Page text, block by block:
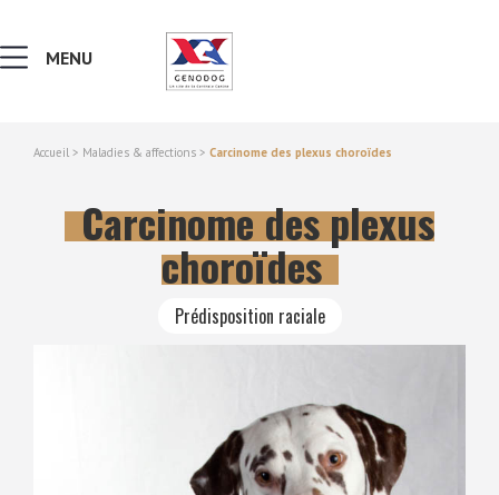
NOTIONS DE GÉNÉTIQUE
RECHERCHER UNE RACE
VERS LE SITE SCC.ASSO.FR
MENU
Accueil > Maladies & affections > Carcinome des plexus choroïdes
Carcinome des plexus
choroïdes
Prédisposition raciale